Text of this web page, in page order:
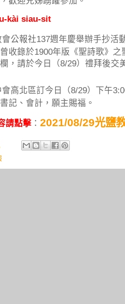
kài siau-sit
會公報社137週年慶舉辦手抄活
收錄於1900年版《聖詩歌》
，請於今日（8/29）禮拜後交
會高北區訂今日（8/29）下午
記、會計，願主賜福。
請點擊 ： 2021/08/29光鹽